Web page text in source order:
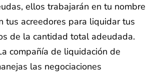
ellos trabajarán en tu nombre
tus acreedores para liquidar tus
de la cantidad total adeudada.
compañía de liquidación de
las negociaciones